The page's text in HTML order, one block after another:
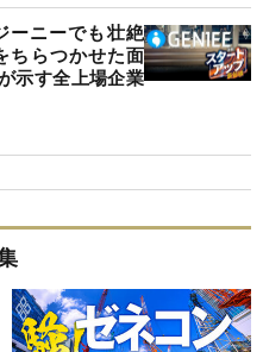
ーニーでも壮絶
ちらつかせた面
示す全上場企業